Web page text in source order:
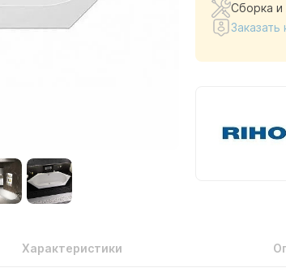
Сборка и
Заказать
Характеристики